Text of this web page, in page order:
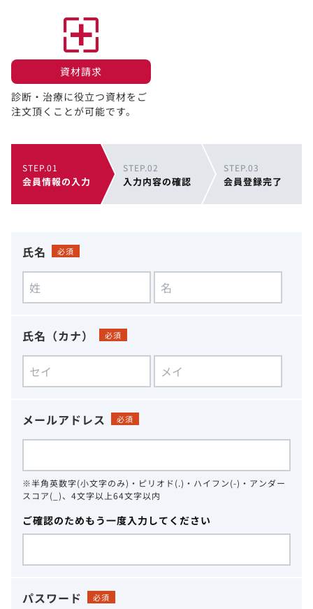
資材請求​
診断・治療に役立つ資材をご
注文頂くことが可能です。
STEP.01
会員情報の入力
STEP.02
入力内容の確認
STEP.03
会員登録完了
氏名 必須
氏名（カナ） 必須
メールアドレス 必須
※半角英数字(小文字のみ)・ピリオド(.)・ハイフン(-)・アンダー
スコア(_)、4文字以上64文字以内
ご確認のためもう一度入力してください
パスワード 必須